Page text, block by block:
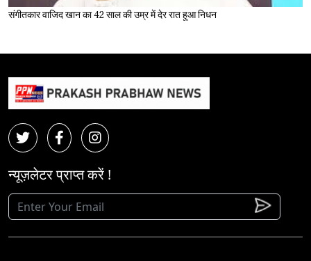
संगीतकार वाजिद खान का 42 साल की उम्र में देर रात हुआ निधन
न्यूज़लेटर प्राप्त करें !